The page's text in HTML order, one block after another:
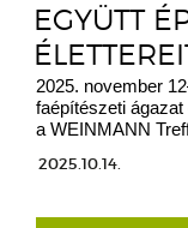
EGYÜTT
2025. november
faépítészeti
a WEINMANN
2025.10.14.